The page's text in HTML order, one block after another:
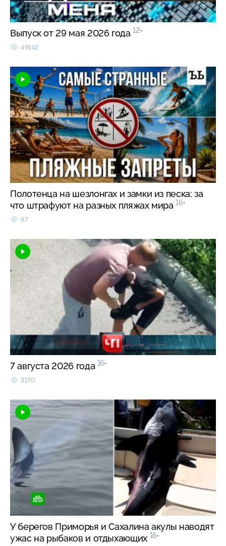
Выпуск от 29 мая 2026 года 12+
49142
Полотенца на шезлонгах и замки из песка: за
что штрафуют на разных пляжах мира 16+
97
7 августа 2026 года 16+
3170
У берегов Приморья и Сахалина акулы наводят
ужас на рыбаков и отдыхающих 16+